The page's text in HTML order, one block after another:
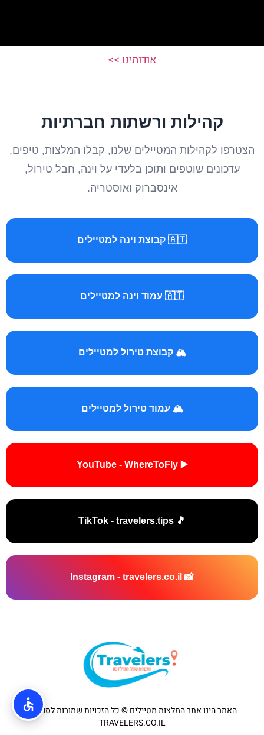
אודותינו >>
קהילות ורשתות חברתיות
הצטרפו לקהילות המטיילים שלנו, קבלו המלצות, טיפים,
עדכונים שוטפים ותוכן בלעדי על וינה, חבל טירול,
אינסברוק ואוסטריה.
🇦🇹 קבוצת וינה למטיילים
🇦🇹 עמוד וינה למטיילים
🏔️ קבוצת טירול למטיילים
🏔️ עמוד טירול למטיילים
▶️ YouTube - WhereToFly
🎵 TikTok - travelers.tips
📸 Instagram - travelers.co.il
האתר הינו אתר המלצות מטיילים © כל הזכויות שמורות לסוכנות
TRAVELERS.CO.IL